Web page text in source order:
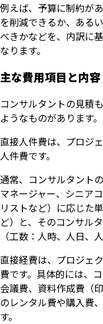
例えば、予算に制約が
を削減できるか、ある
べきかなどを、内訳に
なります。
主な費用項目と内容
コンサルタントの見積
ようなものがあります。
直接人件費は、プロジ
人件費です。
通常、コンサルタント
マネージャー、シニア
リストなど）に応じた
ど）と、そのコンサル
（工数：人時、人日、
直接経費は、プロジェ
費です。具体的には、
会議費、資料作成費（
のレンタル費や購入費
す。